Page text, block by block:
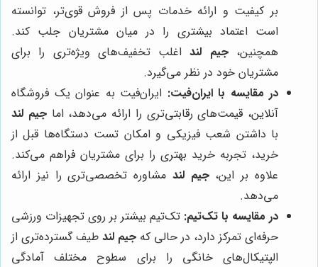
بر کیفیت و ارائه خدمات پس از فروش قوی‌تر، توانسته
است اعتماد بیشتری را در میان مشتریان جلب کند.
همچنین،جیم لنداغلب تخفیف‌های ویژه‌تری را برای
مشتریان خود در نظر می‌گیرد.
در مقایسه با ایران‌فیت: ایران‌فیت به عنوان یک فروشگاه
آنلاین، قیمت‌های رقابتی‌تری را ارائه می‌دهد، اماجیم لند
با داشتن شعب فیزیکی و امکان تست دستگاه‌ها قبل از
خرید، تجربه خرید بهتری را برای مشتریان فراهم می‌کند.
علاوه بر این،جیم لند مشاوره تخصصی‌تری را نیز ارائه
می‌دهد.
در مقایسه با تک‌تیم: تک‌تیم بیشتر بر روی تجهیزات ورزشی
حرفه‌ای تمرکز دارد، در حالی که جیم لند طیف گسترده‌تری از
الپتیکال‌های خانگی را برای سطوح مختلف آمادگی